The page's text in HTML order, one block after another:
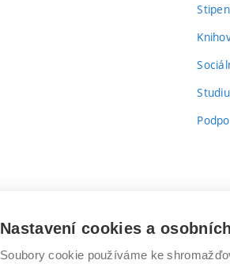
Vysoké
Nastavení cookies a
Soubory cookie používáme ke